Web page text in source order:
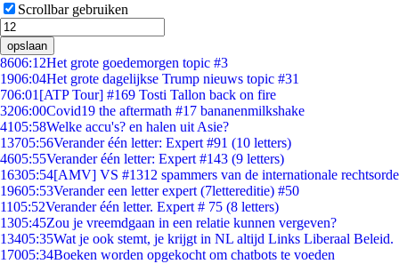
Scrollbar gebruiken
opslaan
8606:12Het grote goedemorgen topic #3
1906:04Het grote dagelijkse Trump nieuws topic #31
706:01 [ATP Tour] #169 Tosti Tallon back on fire
3206:00Covid19 the aftermath #17 bananenmilkshake
4105:58Welke accu's? en halen uit Asie?
13705:56Verander één letter: Expert #91 (10 letters)
4605:55Verander één letter: Expert #143 (9 letters)
16305:54[AMV] VS #1312 spammers van de internationale rechtsorde
19605:53Verander een letter expert (7lettereditie) #50
1105:52Verander één letter. Expert # 75 (8 letters)
1305:45Zou je vreemdgaan in een relatie kunnen vergeven?
13405:35Wat je ook stemt, je krijgt in NL altijd Links Liberaal Beleid.
17005:34Boeken worden opgekocht om chatbots te voeden